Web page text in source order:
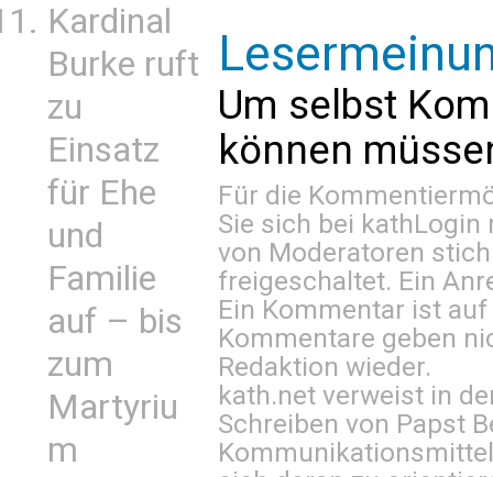
Kardinal
Burke ruft
zu
Einsatz
für Ehe
und
Familie
auf – bis
zum
Martyriu
m
Um selbst
können
Für die
Sie sich bei kathLogin
von Moderatoren
freigeschaltet. Ein
Ein Kommentar ist
Kommentare geben
Redaktion wieder.
kath.net verweist in
Schreiben von Papst